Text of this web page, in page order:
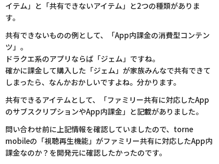
イテム」と「共有できないアイテム」と2つの種類がありま
す。
共有できないものの例として、「App内課金の消費型コンテン
ツ」。
ドラクエ系のアプリならば「ジェム」ですね。
確かに課金して購入した「ジェム」が家族みんなで共有できて
しまったら、なんかおかしいですよね。分かります。
共有できるアイテムとして、「ファミリー共有に対応したApp
のサブスクリプションやApp内課金」と記載がありました。
問い合わせ前に上記情報を確認していましたので、torne
mobileの「視聴再生機能」がファミリー共有に対応したApp内
課金なのか？を開発元に確認したかったのです。